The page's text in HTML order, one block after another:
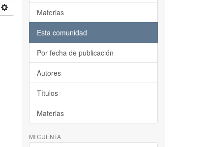
Materias
Esta comunidad
Por fecha de publicación
Autores
Títulos
Materias
MI CUENTA